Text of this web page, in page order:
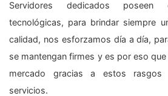
Servidores dedicados poseen
tecnológicas, para brindar siempre
calidad, nos esforzamos día a día,
se mantengan firmes y es por eso
mercado gracias a estos rasgos
servicios.